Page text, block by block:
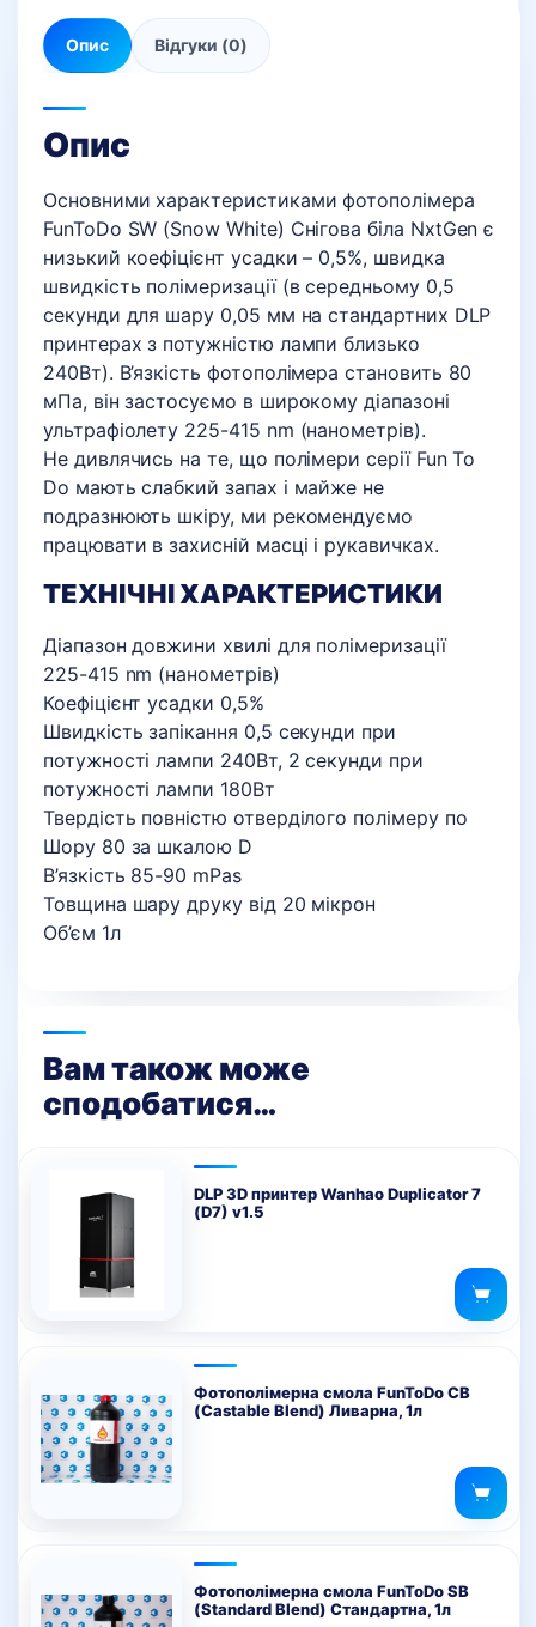
Опис Відгуки (0)
Опис
Основними характеристиками фотополімера
FunToDo SW (Snow White) Снігова біла NxtGen є
низький коефіцієнт усадки – 0,5%, швидка
швидкість полімеризації (в середньому 0,5
секунди для шару 0,05 мм на стандартних DLP
принтерах з потужністю лампи близько
240Вт). В’язкість фотополімера становить 80
мПа, він застосуємо в широкому діапазоні
ультрафіолету 225-415 nm (нанометрів).
Не дивлячись на те, що полімери серії Fun To
Do мають слабкий запах і майже не
подразнюють шкіру, ми рекомендуємо
працювати в захисній масці і рукавичках.
ТЕХНІЧНІ ХАРАКТЕРИСТИКИ
Діапазон довжини хвилі для полімеризації
225-415 nm (нанометрів)
Коефіцієнт усадки 0,5%
Швидкість запікання 0,5 секунди при
потужності лампи 240Вт, 2 секунди при
потужності лампи 180Вт
Твердість повністю отверділого полімеру по
Шору 80 за шкалою D
В’язкість 85-90 mPas
Товщина шару друку від 20 мікрон
Об’єм 1л
Вам також може
сподобатися…
DLP 3D принтер Wanhao Duplicator 7
(D7) v1.5
Фотополімерна смола FunToDo CB
(Castable Blend) Ливарна, 1л
Фотополімерна смола FunToDo SB
(Standard Blend) Стандартна, 1л